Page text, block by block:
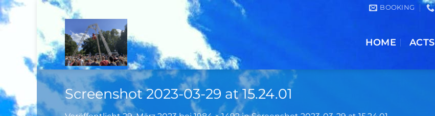
Zum
springen
BOOKING
HOME ACTS
Screenshot 2023-03-29 at 15.24.01